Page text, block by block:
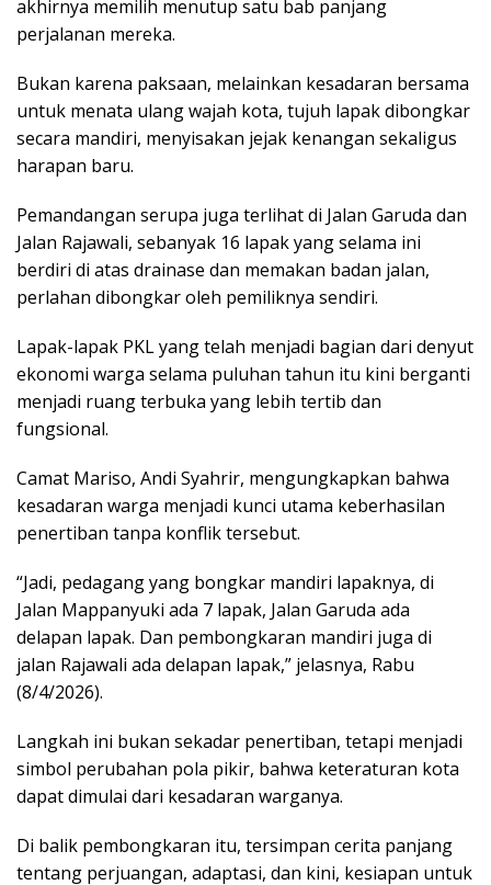
akhirnya memilih menutup satu bab panjang
perjalanan mereka.
Bukan karena paksaan, melainkan kesadaran bersama
untuk menata ulang wajah kota, tujuh lapak dibongkar
secara mandiri, menyisakan jejak kenangan sekaligus
harapan baru.
Pemandangan serupa juga terlihat di Jalan Garuda dan
Jalan Rajawali, sebanyak 16 lapak yang selama ini
berdiri di atas drainase dan memakan badan jalan,
perlahan dibongkar oleh pemiliknya sendiri.
Lapak-lapak PKL yang telah menjadi bagian dari denyut
ekonomi warga selama puluhan tahun itu kini berganti
menjadi ruang terbuka yang lebih tertib dan
fungsional.
Camat Mariso, Andi Syahrir, mengungkapkan bahwa
kesadaran warga menjadi kunci utama keberhasilan
penertiban tanpa konflik tersebut.
“Jadi, pedagang yang bongkar mandiri lapaknya, di
Jalan Mappanyuki ada 7 lapak, Jalan Garuda ada
delapan lapak. Dan pembongkaran mandiri juga di
jalan Rajawali ada delapan lapak,” jelasnya, Rabu
(8/4/2026).
Langkah ini bukan sekadar penertiban, tetapi menjadi
simbol perubahan pola pikir, bahwa keteraturan kota
dapat dimulai dari kesadaran warganya.
Di balik pembongkaran itu, tersimpan cerita panjang
tentang perjuangan, adaptasi, dan kini, kesiapan untuk